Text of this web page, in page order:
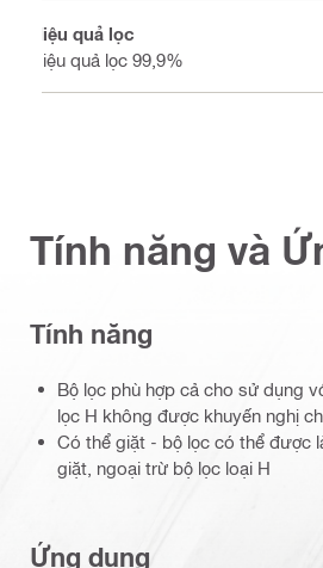
Hiệu quả lọc
Hiệu quả lọc 99,9%
Tính năng và
Tính năng
Bộ lọc phù hợp cả cho sử dụng
lọc H không được khuyến nghị
Có thể giặt - bộ lọc có thể được
giặt, ngoại trừ bộ lọc loại H
Ứng dụng